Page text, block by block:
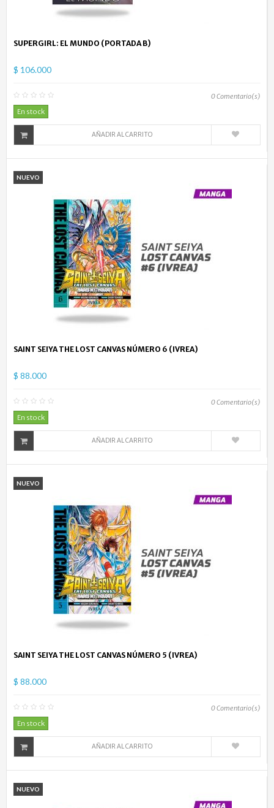
SUPERGIRL: EL MUNDO (PORTADA B)
$ 106.000
0Comentario(s)
En stock
AÑADIR AL CARRITO
NUEVO
SAINT SEIYA THE LOST CANVAS NÚMERO 6 (IVREA)
$ 88.000
0Comentario(s)
En stock
AÑADIR AL CARRITO
NUEVO
SAINT SEIYA THE LOST CANVAS NÚMERO 5 (IVREA)
$ 88.000
0Comentario(s)
En stock
AÑADIR AL CARRITO
NUEVO